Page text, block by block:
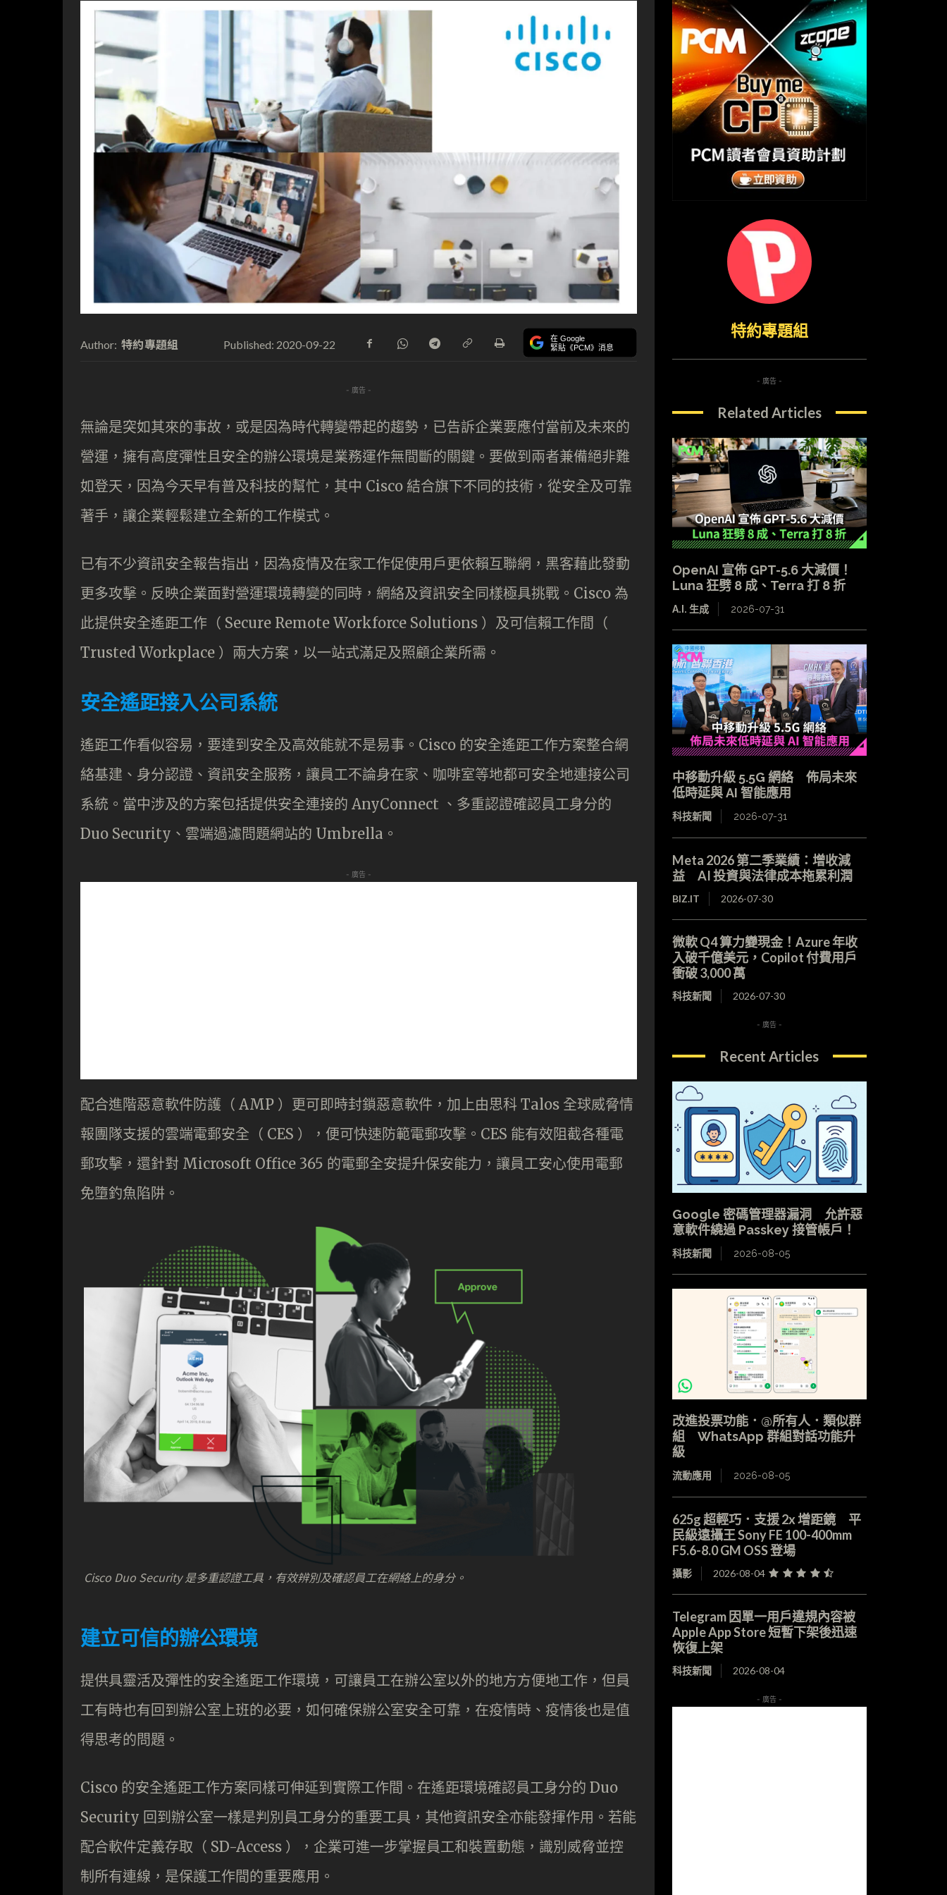
Author: 特約專題組 Published: 2020-09-22 在 Google
緊貼《PCM》消息
- 廣告 -
無論是突如其來的事故，或是因為時代轉變帶起的趨勢，已告訴企業要應付當前及未來的
營運，擁有高度彈性且安全的辦公環境是業務運作無間斷的關鍵。要做到兩者兼備絕非難
如登天，因為今天早有普及科技的幫忙，其中 Cisco 結合旗下不同的技術，從安全及可靠
著手，讓企業輕鬆建立全新的工作模式。
已有不少資訊安全報告指出，因為疫情及在家工作促使用戶更依賴互聯網，黑客藉此發動
更多攻擊。反映企業面對營運環境轉變的同時，網絡及資訊安全同樣極具挑戰。Cisco 為
此提供安全遙距工作（ Secure Remote Workforce Solutions ）及可信賴工作間（
Trusted Workplace ）兩大方案，以一站式滿足及照顧企業所需。
安全遙距接入公司系統
遙距工作看似容易，要達到安全及高效能就不是易事。Cisco 的安全遙距工作方案整合網
絡基建、身分認證、資訊安全服務，讓員工不論身在家、咖啡室等地都可安全地連接公司
系統。當中涉及的方案包括提供安全連接的 AnyConnect 、多重認證確認員工身分的
Duo Security、雲端過濾問題網站的 Umbrella。
- 廣告 -
配合進階惡意軟件防護（ AMP ）更可即時封鎖惡意軟件，加上由思科 Talos 全球威脅情
報團隊支援的雲端電郵安全（ CES ），便可快速防範電郵攻擊。CES 能有效阻截各種電
郵攻擊，還針對 Microsoft Office 365 的電郵全安提升保安能力，讓員工安心使用電郵
免墮釣魚陷阱。
Cisco Duo Security 是多重認證工具，有效辨別及確認員工在網絡上的身分。
建立可信的辦公環境
提供具靈活及彈性的安全遙距工作環境，可讓員工在辦公室以外的地方方便地工作，但員
工有時也有回到辦公室上班的必要，如何確保辦公室安全可靠，在疫情時、疫情後也是值
得思考的問題。
Cisco 的安全遙距工作方案同樣可伸延到實際工作間。在遙距環境確認員工身分的 Duo
Security 回到辦公室一樣是判別員工身分的重要工具，其他資訊安全亦能發揮作用。若能
配合軟件定義存取（ SD-Access ），企業可進一步掌握員工和裝置動態，識別威脅並控
制所有連線，是保護工作間的重要應用。
特約專題組
- 廣告 -
Related Articles
OpenAI 宣佈 GPT-5.6 大減價！
Luna 狂劈 8 成、Terra 打 8 折
A.I. 生成 2026-07-31
中移動升級 5.5G 網絡 佈局未來
低時延與 AI 智能應用
科技新聞 2026-07-31
Meta 2026 第二季業績：增收減
益 AI 投資與法律成本拖累利潤
BIZ.IT 2026-07-30
微軟 Q4 算力變現金！Azure 年收
入破千億美元，Copilot 付費用戶
衝破 3,000 萬
科技新聞 2026-07-30
- 廣告 -
Recent Articles
Google 密碼管理器漏洞 允許惡
意軟件繞過 Passkey 接管帳戶！
科技新聞 2026-08-05
改進投票功能．@所有人．類似群
組 WhatsApp 群組對話功能升
級
流動應用 2026-08-05
625g 超輕巧．支援 2x 增距鏡 平
民級遠攝王 Sony FE 100-400mm
F5.6-8.0 GM OSS 登場
攝影 2026-08-04
Telegram 因單一用戶違規內容被
Apple App Store 短暫下架後迅速
恢復上架
科技新聞 2026-08-04
- 廣告 -